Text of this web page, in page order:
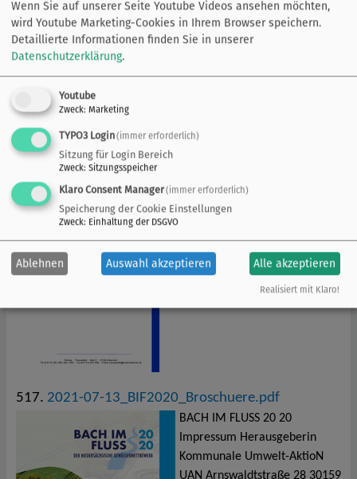
September 2021 bis Februar 2022 über insgesamt…
515. Niedersachsenpreis für Bürgerengagement
Gefragt wird freiwilliges Engagement von Einzelpersonen
und das gemeinsame Engagement in Vereinen, Institutionen
oder Freiwilligengruppen.
516. 2021_06_22_Foerdermittel_fuer_Padang.pdf
Fördermittel für ein Projekt zur
Wiederherstellung der
Arau, der durch die
indonesische Partnerstadt
Padang verläuft,…
517. 2021-07-13_BIF2020_Broschuere.pdf
BACH IM FLUSS 20 20
Impressum Herausgeberin
Kommunale Umwelt-AktioN
UAN Arnswaldtstraße 28 30159
Wenn Sie auf unserer Seite Youtube Videos ansehen möchten,
wird Youtube Marketing-Cookies in Ihrem Browser speichern.
Detaillierte Informationen finden Sie in unserer
Datenschutzerklärung.
Youtube
Zweck: Marketing
TYPO3 Login(immer erforderlich)
Sitzung für Login Bereich
Zweck: Sitzungsspeicher
Klaro Consent Manager(immer erforderlich)
Speicherung der Cookie Einstellungen
Zweck: Einhaltung der DSGVO
Ablehnen Auswahl akzeptieren Alle akzeptieren
Realisiert mit Klaro!